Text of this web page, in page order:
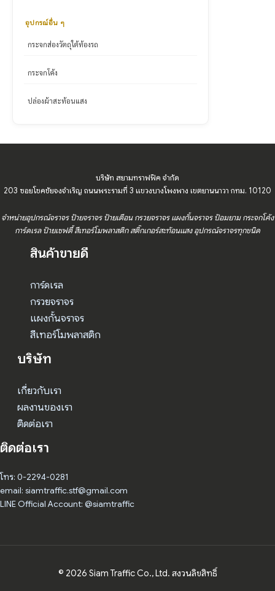
อุปกรณ์อื่น ๆ
กระจกส่องวัตถุใต้ท้องรถ
กระจกโค้ง
ปล่องผ้าสะท้อนแสง
บริษัท สยามทราฟฟิค จำกัด
203 ซอยโชคชัยจงจำเริญ ถนนพระรามที่ 3 แขวงบางโพงพาง เขตยานนาวา กทม. 10120
จำหน่ายอุปกรณ์จราจร ป้ายจราจร ป้ายเตือน กรวยจราจร แผงกั้นจราจร ป้อมยาม กระจกโค้ง
การ์ดเรล ป้ายเซฟตี้ สีเทอร์โมพลาสติก สติ๊กเกอร์สะท้อนแสง อุปกรณ์จราจรทุกชนิด
สินค้าขายดี
การ์ดเรล
กรวยจราจร
แผงกั้นจราจร
สีเทอร์โมพลาสติก
บริษัท
เกี่ยวกับเรา
ผลงานของเรา
ติดต่อเรา
ติดต่อเรา
โทร: 0-2294-0281
email: siamtraffic.stf@gmail.com
LINE Official Account: @siamtraffic
© 2026 Siam Traffic Co., Ltd. สงวนลิขสิทธิ์